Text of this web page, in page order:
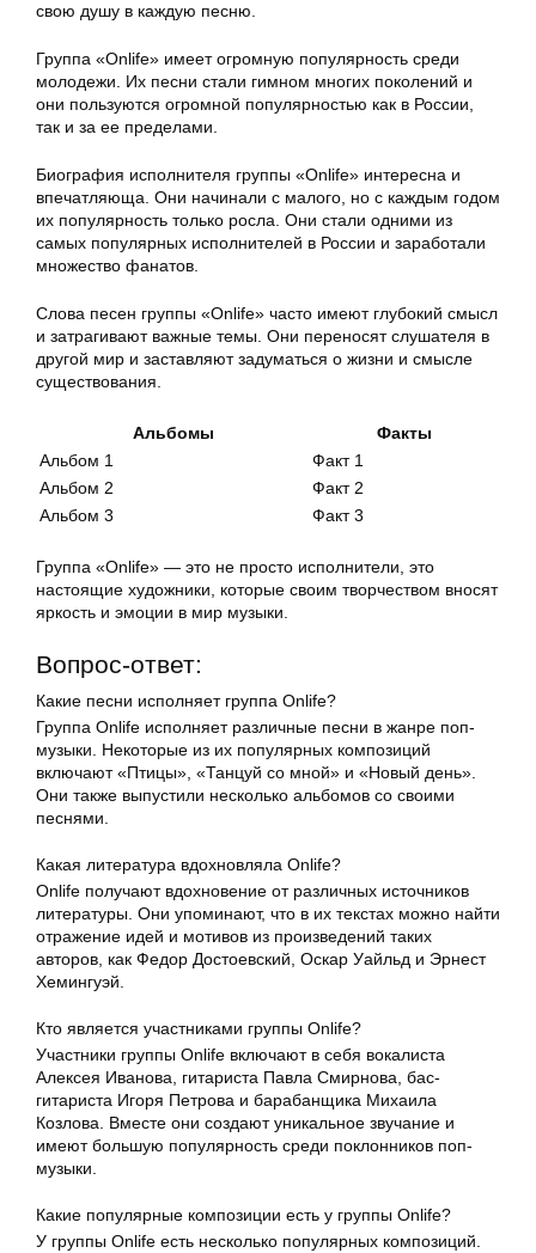
свою душу в каждую песню.
Группа «Onlife» имеет огромную популярность среди
молодежи. Их песни стали гимном многих поколений и
они пользуются огромной популярностью как в России,
так и за ее пределами.
Биография исполнителя группы «Onlife» интересна и
впечатляюща. Они начинали с малого, но с каждым годом
их популярность только росла. Они стали одними из
самых популярных исполнителей в России и заработали
множество фанатов.
Слова песен группы «Onlife» часто имеют глубокий смысл
и затрагивают важные темы. Они переносят слушателя в
другой мир и заставляют задуматься о жизни и смысле
существования.
Альбомы
Факты
Альбом 1
Факт 1
Альбом 2
Факт 2
Альбом 3
Факт 3
Группа «Onlife» — это не просто исполнители, это
настоящие художники, которые своим творчеством вносят
яркость и эмоции в мир музыки.
Вопрос-ответ:
Какие песни исполняет группа Onlife?
Группа Onlife исполняет различные песни в жанре поп-
музыки. Некоторые из их популярных композиций
включают «Птицы», «Танцуй со мной» и «Новый день».
Они также выпустили несколько альбомов со своими
песнями.
Какая литература вдохновляла Onlife?
Onlife получают вдохновение от различных источников
литературы. Они упоминают, что в их текстах можно найти
отражение идей и мотивов из произведений таких
авторов, как Федор Достоевский, Оскар Уайльд и Эрнест
Хемингуэй.
Кто является участниками группы Onlife?
Участники группы Onlife включают в себя вокалиста
Алексея Иванова, гитариста Павла Смирнова, бас-
гитариста Игоря Петрова и барабанщика Михаила
Козлова. Вместе они создают уникальное звучание и
имеют большую популярность среди поклонников поп-
музыки.
Какие популярные композиции есть у группы Onlife?
У группы Onlife есть несколько популярных композиций.